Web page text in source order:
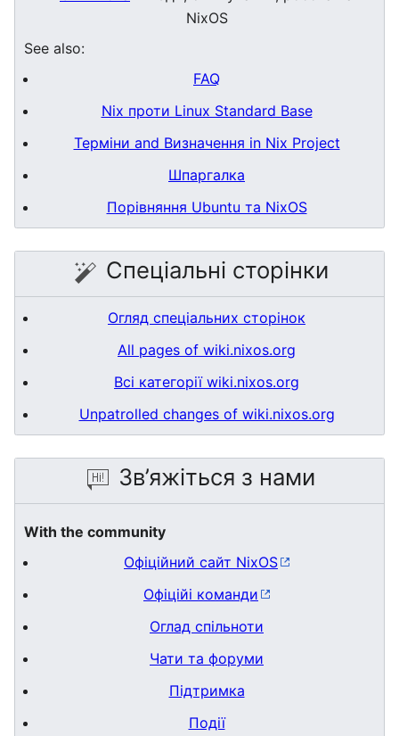
NixOS
See also:
FAQ
Nix проти Linux Standard Base
Терміни and Визначення in Nix Project
Шпаргалка
Порівняння Ubuntu та NixOS
Спеціальні сторінки
Огляд спеціальних сторінок
All pages of wiki.nixos.org
Всі категорії wiki.nixos.org
Unpatrolled changes of wiki.nixos.org
Зв’яжіться з нами
With the community
Офіційний сайт NixOS
Офіційі команди
Оглад спільноти
Чати та форуми
Підтримка
Події